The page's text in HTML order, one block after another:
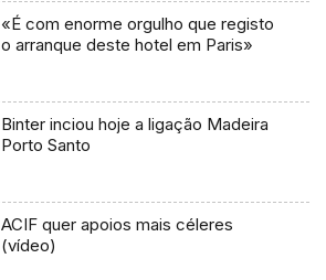
«É com enorme orgulho que registo
o arranque deste hotel em Paris»
Binter inciou hoje a ligação Madeira
Porto Santo
ACIF quer apoios mais céleres
(vídeo)